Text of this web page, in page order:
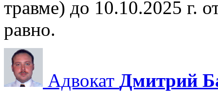
травме) до 10.10.2025 г.
равно.
Адвокат Дмитрий